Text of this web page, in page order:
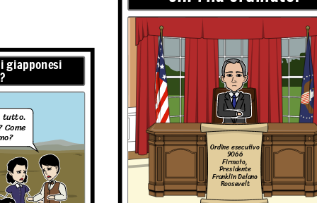
e, in minor numero, i
stati dati solo pochi giorni
hanno permesso solo una
isolate circondate da filo
guardie con mitra.
giapponesi
Ordine esecutivo
9066
Firmato,
Presidente
Franklin Delano
Roosevelt
tutto.
Come